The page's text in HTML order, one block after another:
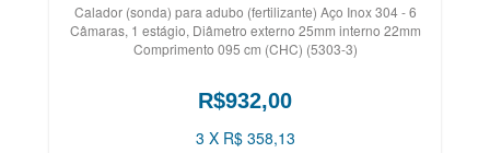
Calador (sonda) para adubo (fertilizante) Aço Inox 304 - 6
Câmaras, 1 estágio, Diâmetro externo 25mm interno 22mm
Comprimento 095 cm (CHC) (5303-3)
R$932,00
3 X R$ 358,13